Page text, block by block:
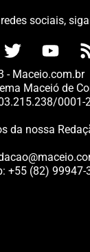
sociais,
- Maceio.com.br
Maceió de
0001-
da nossa
+55 (82) 99947-